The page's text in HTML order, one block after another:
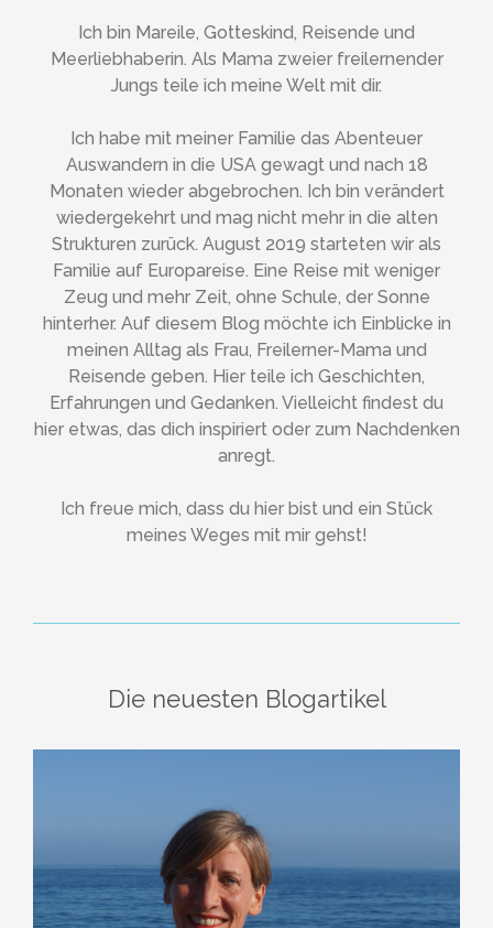
Ich bin Mareile, Gotteskind, Reisende und
Meerliebhaberin. Als Mama zweier freilernender
Jungs teile ich meine Welt mit dir.
Ich habe mit meiner Familie das Abenteuer
Auswandern in die USA gewagt und nach 18
Monaten wieder abgebrochen. Ich bin verändert
wiedergekehrt und mag nicht mehr in die alten
Strukturen zurück. August 2019 starteten wir als
Familie auf Europareise. Eine Reise mit weniger
Zeug und mehr Zeit, ohne Schule, der Sonne
hinterher. Auf diesem Blog möchte ich Einblicke in
meinen Alltag als Frau, Freilerner-Mama und
Reisende geben. Hier teile ich Geschichten,
Erfahrungen und Gedanken. Vielleicht findest du
hier etwas, das dich inspiriert oder zum Nachdenken
anregt.
Ich freue mich, dass du hier bist und ein Stück
meines Weges mit mir gehst!
Die neuesten Blogartikel